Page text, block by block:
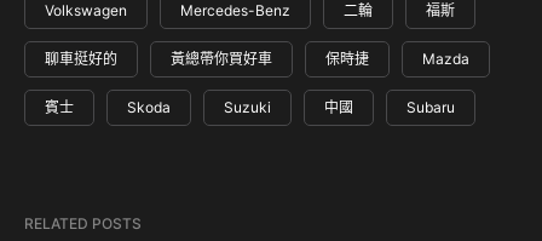
Volkswagen Mercedes-Benz 二輪 福斯
聊車挺好的 黃總帶你買好車 保時捷 Mazda
賓士 Skoda Suzuki 中國 Subaru
RELATED POSTS